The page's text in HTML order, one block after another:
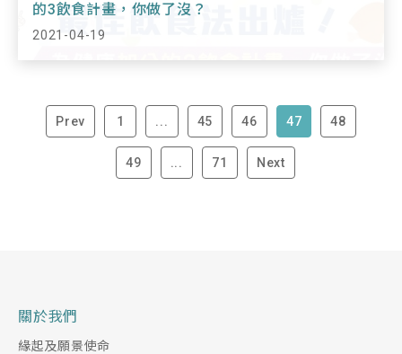
的3飲食計畫，你做了沒？
2021-04-19
Prev 1 ... 45 46 47 48
49 ... 71 Next
關於我們
緣起及願景使命